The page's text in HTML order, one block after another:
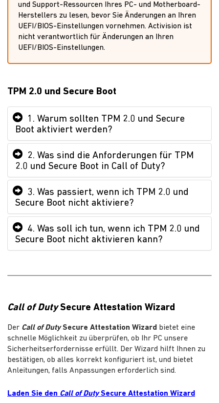
und Support-Ressourcen Ihres PC- und Motherboard-
Herstellers zu lesen, bevor Sie Änderungen an Ihren
UEFI/BIOS-Einstellungen vornehmen. Activision ist
nicht verantwortlich für Änderungen an Ihren
UEFI/BIOS-Einstellungen.
TPM 2.0 und Secure Boot
1. Warum sollten TPM 2.0 und Secure
Boot aktiviert werden?
2. Was sind die Anforderungen für TPM
2.0 und Secure Boot in Call of Duty?
3. Was passiert, wenn ich TPM 2.0 und
Secure Boot nicht aktiviere?
4. Was soll ich tun, wenn ich TPM 2.0 und
Secure Boot nicht aktivieren kann?
Call of DutySecure Attestation Wizard
Der Call of DutySecure Attestation Wizard
bietet eine
schnelle Möglichkeit zu überprüfen, ob Ihr PC unsere
Sicherheitserfordernisse erfüllt. Der Wizard hilft Ihnen zu
bestätigen, ob alles korrekt konfiguriert ist, und bietet
Anleitungen, falls Anpassungen erforderlich sind.
Laden Sie den Call of DutySecure Attestation Wizard